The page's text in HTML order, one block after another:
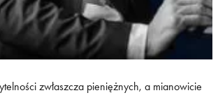
zwłaszcza pieniężnych, a mianowicie